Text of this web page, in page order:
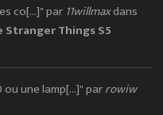
co[...]" par 11willmaxdans
Things S5
une lamp[...]" parrowiw